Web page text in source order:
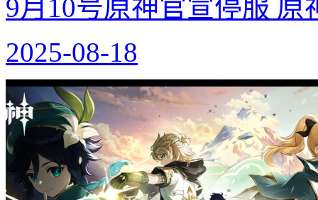
9月10号原神官宣停服 原
2025-08-18